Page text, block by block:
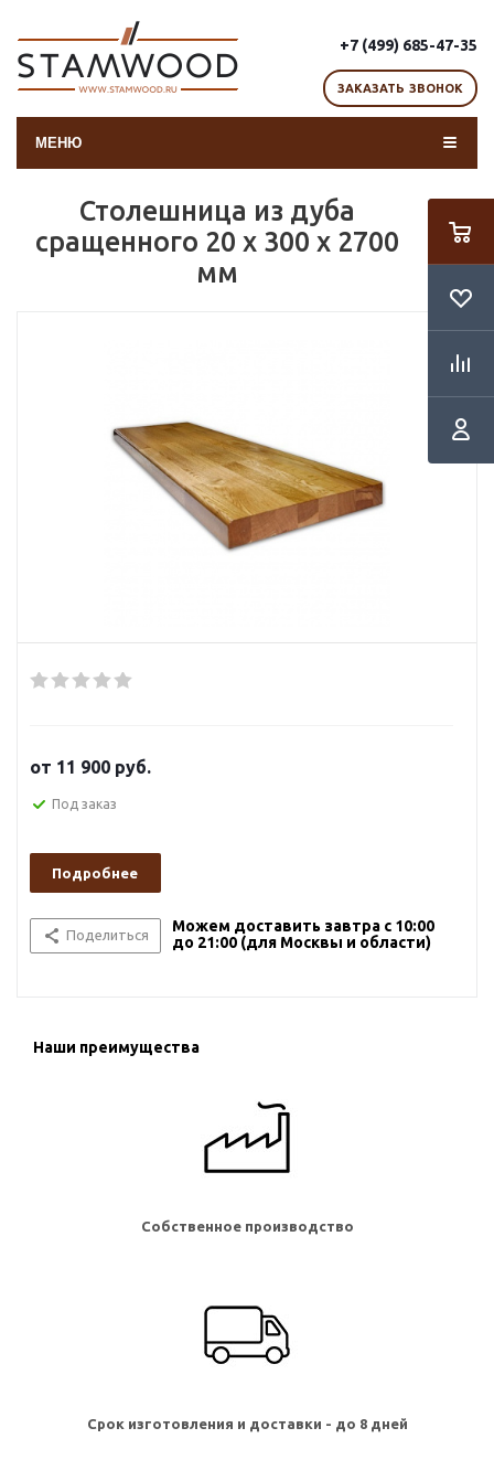
+7 (499) 685-47-35
ЗАКАЗАТЬ ЗВОНОК
МЕНЮ
Столешница из дуба
сращенного 20 х 300 х 2700
мм
от 11 900 руб.
Под заказ
Подробнее
Поделиться
Можем доставить завтра с 10:00
до 21:00 (для Москвы и области)
Наши преимущества
Собственное производство
Срок изготовления и доставки - до 8 дней